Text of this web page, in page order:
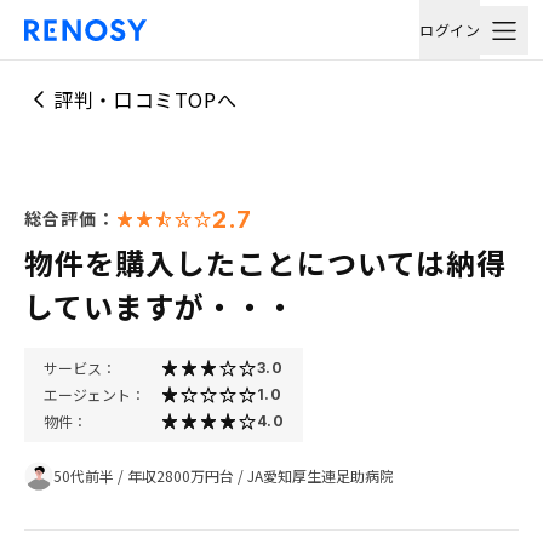
ログイン
評判・口コミTOPへ
総合評価： 2.7
物件を購入したことについては納得
していますが・・・
サービス： 3.0
エージェント： 1.0
物件： 4.0
50代前半 / 年収2800万円台 /JA愛知厚生連足助病院